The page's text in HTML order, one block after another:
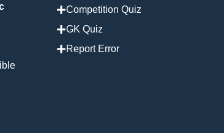
Competition Quiz
GK Quiz
Report Error